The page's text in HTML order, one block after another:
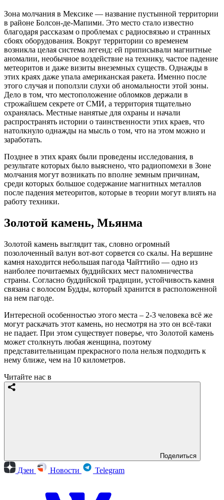
Зона молчания в Мексике — название пустынной территории
в районе Болсон-де-Мапими. Это место стало известно
благодаря рассказам о проблемах с радиосвязью и странных
сбоях оборудования. Вокруг территории со временем
возникла целая система легенд: ей приписывали магнитные
аномалии, необычное воздействие на технику, частое падение
метеоритов и даже визиты внеземных существ. Однажды в
этих краях даже упала американская ракета. Именно после
этого случая и поползли слухи об аномальности этой зоны.
Дело в том, что местоположение обломков держали в
строжайшем секрете от СМИ, а территория тщательно
охранялась. Местные нанятые для охраны и начали
распространять истории о таинственности этих краев, что
натолкнуло однажды на мысль о том, что на этом можно и
заработать.
Позднее в этих краях были проведены исследования, в
результате которых было выяснено, что радиопомехи в Зоне
молчания могут возникать по вполне земным причинам,
среди которых большое содержание магнитных металлов
после падения метеоритов, которые в теории могут влиять на
работу техники.
Золотой камень, Мьянма
Золотой камень выглядит так, словно огромный
позолоченный валун вот-вот сорвется со скалы. На вершине
камня находится небольшая пагода Чайттийо — одно из
наиболее почитаемых буддийских мест паломничества
страны. Согласно буддийской традиции, устойчивость камня
связана с волосом Будды, который хранится в расположенной
на нем пагоде.
Интересной особенностью этого места – 2-3 человека всё же
могут раскачать этот камень, но несмотря на это он всё-таки
не падает. При этом существует поверье, что Золотой камень
может столкнуть любая женщина, поэтому
представительницам прекрасного пола нельзя подходить к
нему ближе, чем на 10 километров.
Читайте нас в
Поделиться
Дзен Новости Telegram